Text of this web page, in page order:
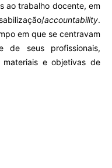
ao trabalho docente, em
accountability.
em que se centravam
de seus profissionais,
materiais e objetivas de